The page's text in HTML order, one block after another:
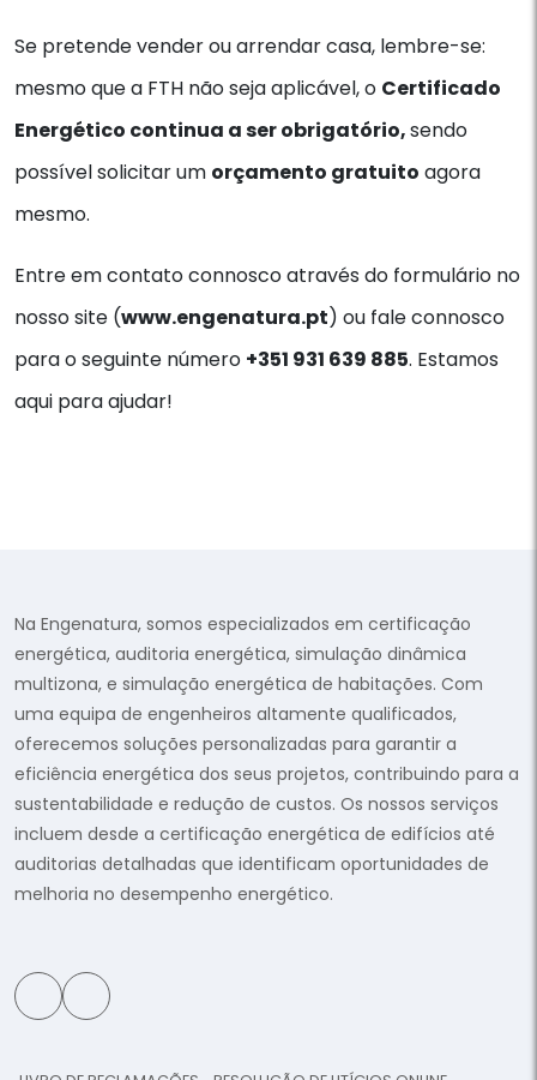
Se pretende vender ou arrendar casa, lembre-se:
mesmo que a FTH não seja aplicável, o Certificado
Energético continua a ser obrigatório,sendo
possível solicitar um orçamento gratuito agora
mesmo.
Entre em contato connosco através do formulário no
nosso site (www.engenatura.pt) ou fale connosco
para o seguinte número +351 931 639 885. Estamos
aqui para ajudar!
Na Engenatura, somos especializados em certificação
energética, auditoria energética, simulação dinâmica
multizona, e simulação energética de habitações. Com
uma equipa de engenheiros altamente qualificados,
oferecemos soluções personalizadas para garantir a
eficiência energética dos seus projetos, contribuindo para a
sustentabilidade e redução de custos. Os nossos serviços
incluem desde a certificação energética de edifícios até
auditorias detalhadas que identificam oportunidades de
melhoria no desempenho energético.